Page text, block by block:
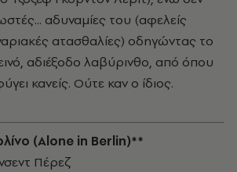
αδυναμίες του (αφελείς
ατασθαλίες) οδηγώντας το
αδιέξοδο λαβύρινθο, από όπου
κανείς. Ούτε καν ο ίδιος.
(Alone in Berlin)**
Πέρεζ